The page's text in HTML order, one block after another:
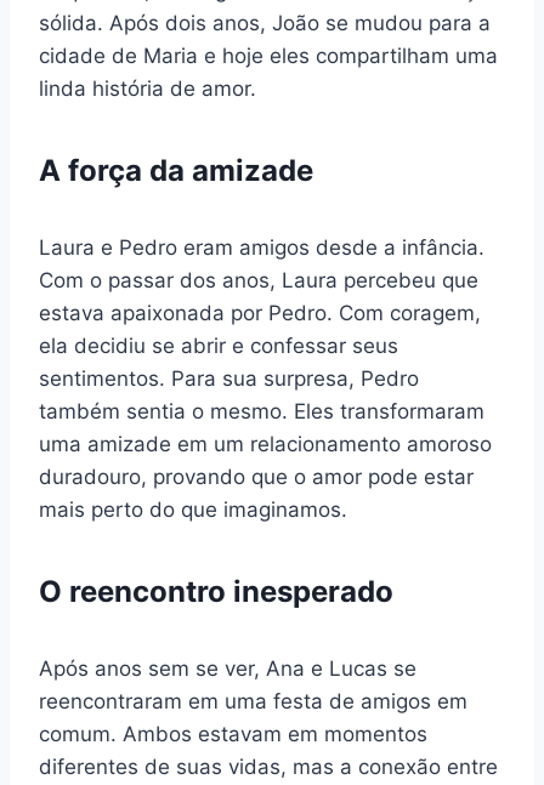
sólida. Após dois anos, João se mudou para a
cidade de Maria e hoje eles compartilham uma
linda história de amor.
A força da amizade
Laura e Pedro eram amigos desde a infância.
Com o passar dos anos, Laura percebeu que
estava apaixonada por Pedro. Com coragem,
ela decidiu se abrir e confessar seus
sentimentos. Para sua surpresa, Pedro
também sentia o mesmo. Eles transformaram
uma amizade em um relacionamento amoroso
duradouro, provando que o amor pode estar
mais perto do que imaginamos.
O reencontro inesperado
Após anos sem se ver, Ana e Lucas se
reencontraram em uma festa de amigos em
comum. Ambos estavam em momentos
diferentes de suas vidas, mas a conexão entre